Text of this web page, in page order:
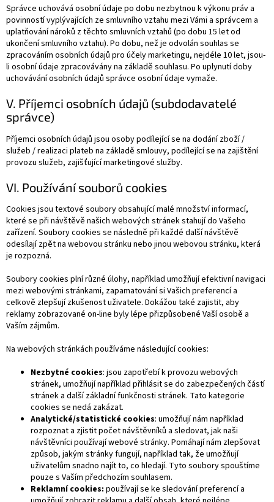
Správce uchovává osobní údaje po dobu nezbytnou k výkonu práv a
povinností vyplývajících ze smluvního vztahu mezi Vámi a správcem a
uplatňování nároků z těchto smluvních vztahů (po dobu 15 let od
ukončení smluvního vztahu). Po dobu, než je odvolán souhlas se
zpracováním osobních údajů pro účely marketingu, nejdéle 10 let, jsou-
li osobní údaje zpracovávány na základě souhlasu. Po uplynutí doby
uchovávání osobních údajů správce osobní údaje vymaže.
V. Příjemci osobních údajů (subdodavatelé
správce)
Příjemci osobních údajů jsou osoby podílející se na dodání zboží /
služeb / realizaci plateb na základě smlouvy, podílející se na zajištění
provozu služeb, zajišťující marketingové služby.
VI. Používání souborů cookies
Cookies jsou textové soubory obsahující malé množství informací,
které se při návštěvě našich webových stránek stahují do Vašeho
zařízení. Soubory cookies se následně při každé další návštěvě
odesílají zpět na webovou stránku nebo jinou webovou stránku, která
je rozpozná.
Soubory cookies plní různé úlohy, například umožňují efektivní navigaci
mezi webovými stránkami, zapamatování si Vašich preferencí a
celkově zlepšují zkušenost uživatele. Dokážou také zajistit, aby
reklamy zobrazované on-line byly lépe přizpůsobené Vaší osobě a
Vaším zájmům.
Na webových stránkách používáme následující cookies:
Nezbytné cookies: jsou zapotřebí k provozu webových
stránek, umožňují například přihlásit se do zabezpečených částí
stránek a další základní funkčnosti stránek. Tato kategorie
cookies se nedá zakázat.
Analytické/statistické cookies: umožňují nám například
rozpoznat a zjistit počet návštěvníků a sledovat, jak naši
návštěvníci používají webové stránky. Pomáhají nám zlepšovat
způsob, jakým stránky fungují, například tak, že umožňují
uživatelům snadno najít to, co hledají. Tyto soubory spouštíme
pouze s Vaším předchozím souhlasem.
Reklamní cookies: používají se ke sledování preferencí a